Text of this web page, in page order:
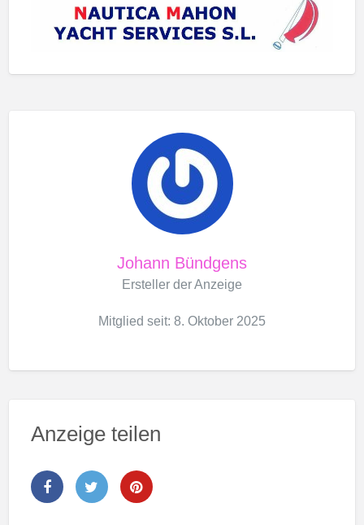
Johann Bündgens
Ersteller der Anzeige
Mitglied seit: 8. Oktober 2025
Anzeige teilen